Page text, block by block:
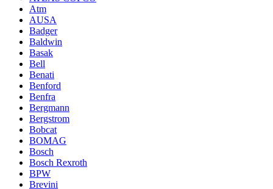
Atm
AUSA
Badger
Baldwin
Basak
Bell
Benati
Benford
Benfra
Bergmann
Bergstrom
Bobcat
BOMAG
Bosch
Bosch Rexroth
BPW
Brevini